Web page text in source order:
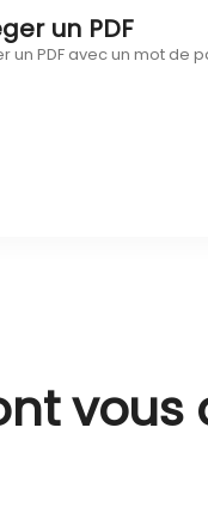
un PDF
un PDF avec un mot de